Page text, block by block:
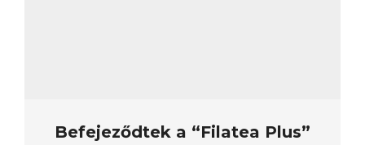
Befejeződtek a “Filatea Plus”